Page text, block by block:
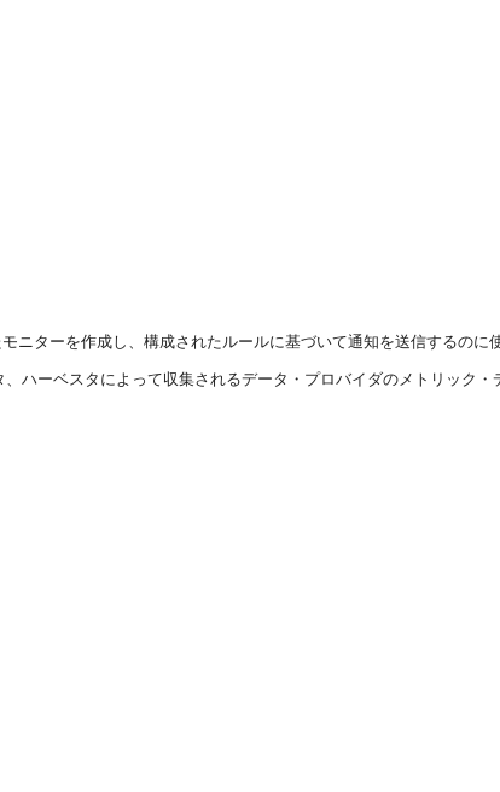
ターを作成し、構成されたルールに基づいて通知を送信するのに
ハーベスタによって収集されるデータ・プロバイダのメトリック